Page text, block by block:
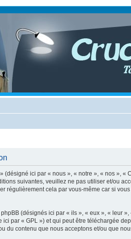
(désigné ici par « nous », « notre », « nos »,
suivantes, veuillez ne pas utiliser et/ou
régulièrement cela par vous-même car si
(désignés ici par « ils », « eux », « leur
ici par « GPL ») et qui peut être téléchargée
du contenu que nous acceptons et/ou que